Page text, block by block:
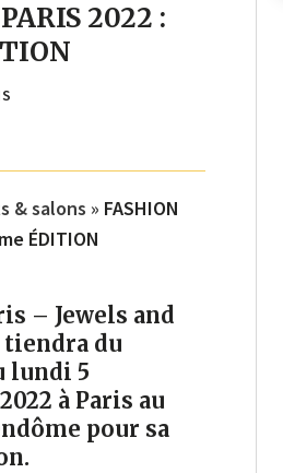
2022 :
& salons » FASHION
ÉDITION
– Jewels and
tiendra du
lundi 5
à Paris au
pour sa